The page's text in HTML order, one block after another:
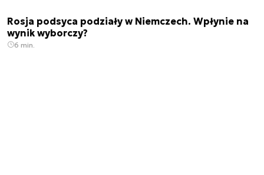
Rosja podsyca podziały w Niemczech. Wpłynie na
wynik wyborczy?
6 min.